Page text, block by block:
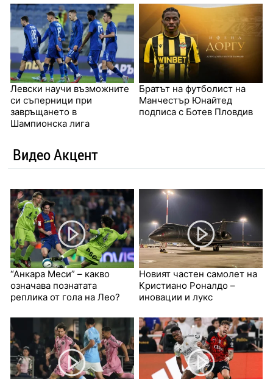
Левски научи възможните
си съперници при
завръщането в
Шампионска лига
Братът на футболист на
Манчестър Юнайтед
подписа с Ботев Пловдив
Видео Акцент
“Анкара Меси” – какво
означава познатата
реплика от гола на Лео?
Новият частен самолет на
Кристиано Роналдо –
иновации и лукс